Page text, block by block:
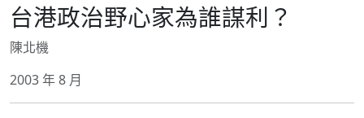
台港政治野心家為誰謀利？
陳北機
2003 年 8 月